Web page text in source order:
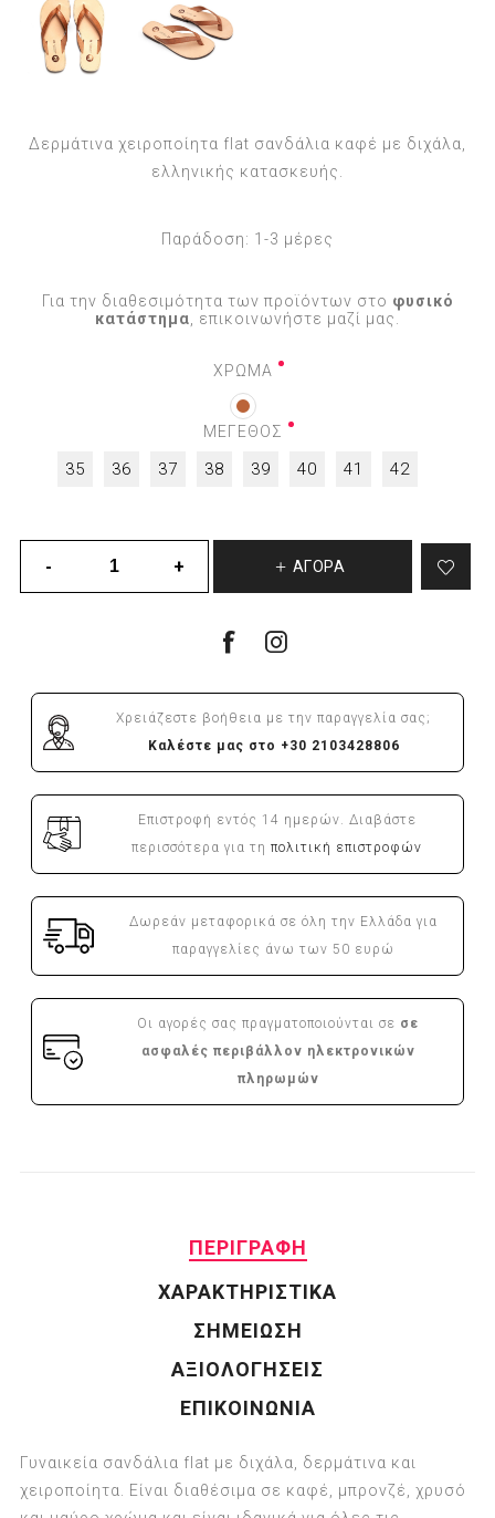
Δερμάτινα χειροποίητα flat σανδάλια καφέ με διχάλα,
ελληνικής κατασκευής.
Παράδοση: 1-3 μέρες
Για την διαθεσιμότητα των προϊόντων στο φυσικό
κατάστημα , επικοινωνήστε μαζί μας.
ΧΡΩΜΑ
ΜΕΓΕΘΟΣ
35 36 37 38 39 40 41 42
ΑΓΟΡΆ
Χρειάζεστε βοήθεια με την παραγγελία σας;
Καλέστε μας στο +30 2103428806
Επιστροφή εντός 14 ημερών. Διαβάστε
περισσότερα για τηπολιτική επιστροφών
Δωρεάν μεταφορικά σε όλη την Ελλάδα για
παραγγελίες άνω των 50 ευρώ
Οι αγορές σας πραγματοποιούνται σε σε
ασφαλές περιβάλλον ηλεκτρονικών
πληρωμών
ΠΕΡΙΓΡΑΦΗ
ΧΑΡΑΚΤΗΡΙΣΤΙΚΑ
ΣΗΜΕΙΩΣΗ
ΑΞΙΟΛΟΓΗΣΕΙΣ
ΕΠΙΚΟΙΝΩΝΙΑ
Γυναικεία σανδάλια flat με διχάλα, δερμάτινα και
χειροποίητα. Είναι διαθέσιμα σε καφέ, μπρονζέ, χρυσό